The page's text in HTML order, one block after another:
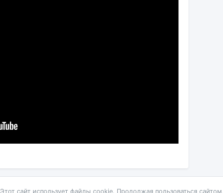
Этот сайт использует файлы cookie. Продолжая пользоваться